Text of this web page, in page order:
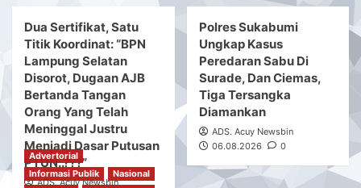
Polda Lampung
Diapresiasi, Respon
Cepat Laporan DPD
BPAN Berlanjut Dengan
Undangan Audiensi
Kepada Pelapor
ADS. Acuy Newsbin
07.08.2026
0
Konfirmasi Perkara
Malah Diancam..???
Dugaan Intimidasi
Oknum Pegawai PTSP
Pengadilan Agama
Gedong Tataan Harus
Diusut
ADS. Acuy Newsbin
07.08.2026
0
Hukum
Informasi Publik
Nasional
Pelayanan
Pemerintahan
Hukum
Informasi Publik
Narkotika
Nasional